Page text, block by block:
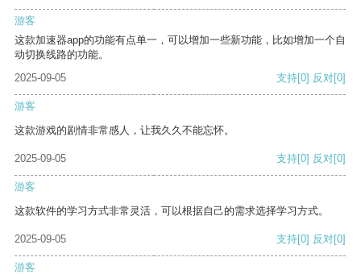
游客
这款加速器app的功能有点单一，可以增加一些新功能，比如增加一个自
动切换线路的功能。
2025-09-05
支持[0] 反对[0]
游客
这款游戏的剧情非常感人，让我久久不能忘怀。
2025-09-05 支持[0] 反对[0]
游客
这款软件的学习方式非常灵活，可以根据自己的需求选择学习方式。
2025-09-05 支持[0] 反对[0]
游客